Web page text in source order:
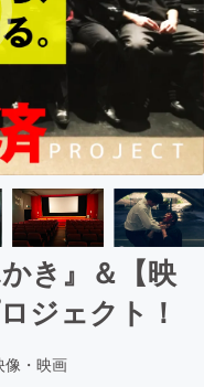
き』＆【映
ジェクト！
像・映画